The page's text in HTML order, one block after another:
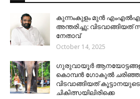
കുന്നംകുളം മുൻ എംഎൽഎ
അന്തരിച്ചു; വിടവാങ്ങിയത്
നേതാവ്
October 14, 2025
ഗുരുവായൂർ
കൊമ്പൻ ഗോകുൽ ചരിഞ്ഞു;
വിടവാങ്ങിയത്
ചികിത്സയിലിരിക്കെ